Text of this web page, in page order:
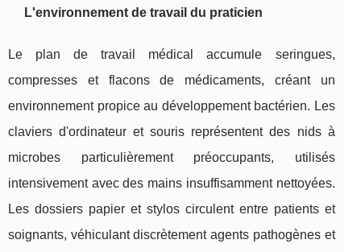
L'environnement de travail du praticien
Le plan de travail médical accumule seringues,
compresses et flacons de médicaments, créant un
environnement propice au développement bactérien. Les
claviers d'ordinateur et souris représentent des nids à
microbes particulièrement préoccupants, utilisés
intensivement avec des mains insuffisamment nettoyées.
Les dossiers papier et stylos circulent entre patients et
soignants, véhiculant discrètement agents pathogènes et